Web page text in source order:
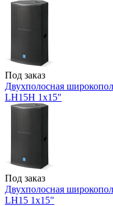
Под заказ
Двухполосная
LH15H 1x15"
Под заказ
Двухполосная
LH15 1x15"